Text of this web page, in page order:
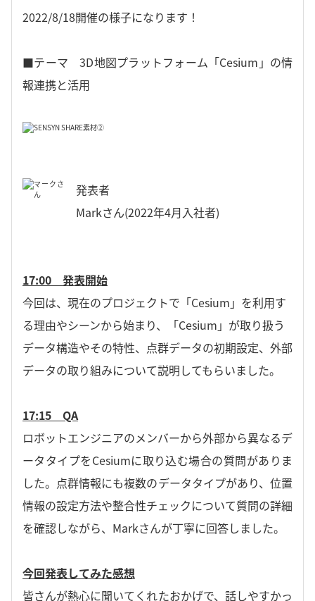
2022/8/18開催の様子になります！
■テーマ 3D地図プラットフォーム「Cesium」の情
報連携と活用
発表者
Markさん(2022年4月入社者)
17:00 発表開始
今回は、現在のプロジェクトで「Cesium」を利用す
る理由やシーンから始まり、「Cesium」が取り扱う
データ構造やその特性、点群データの初期設定、外部
データの取り組みについて説明してもらいました。
17:15 QA
ロボットエンジニアのメンバーから外部から異なるデ
ータタイプをCesiumに取り込む場合の質問がありま
した。点群情報にも複数のデータタイプがあり、位置
情報の設定方法や整合性チェックについて質問の詳細
を確認しながら、Markさんが丁寧に回答しました。
今回発表してみた感想
皆さんが熱心に聞いてくれたおかげで、話しやすかっ